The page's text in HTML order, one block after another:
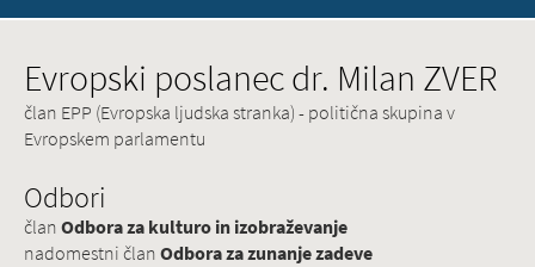
Evropski poslanec dr. Milan ZVER
član EPP (Evropska ljudska stranka) - politična skupina v
Evropskem parlamentu
Odbori
članOdbora za kulturo in izobraževanje
nadomestni članOdbora za zunanje zadeve